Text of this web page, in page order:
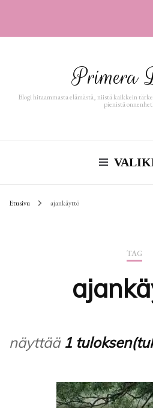
Primera
Blogi hitaammasta elämästä, niistä kaikkein
pienistä
Etusivu ajankäyttö
TAG
näyttää 1